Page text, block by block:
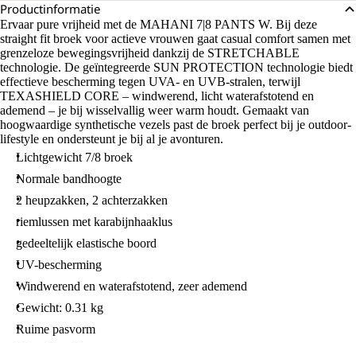
Productinformatie
Ervaar pure vrijheid met de MAHANI 7|8 PANTS W. Bij deze
straight fit broek voor actieve vrouwen gaat casual comfort samen met
grenzeloze bewegingsvrijheid dankzij de STRETCHABLE
technologie. De geïntegreerde SUN PROTECTION technologie biedt
effectieve bescherming tegen UVA- en UVB-stralen, terwijl
TEXASHIELD CORE – windwerend, licht waterafstotend en
ademend – je bij wisselvallig weer warm houdt. Gemaakt van
hoogwaardige synthetische vezels past de broek perfect bij je outdoor-
lifestyle en ondersteunt je bij al je avonturen.
Lichtgewicht 7/8 broek
Normale bandhoogte
2 heupzakken, 2 achterzakken
riemlussen met karabijnhaaklus
gedeeltelijk elastische boord
UV-bescherming
Windwerend en waterafstotend, zeer ademend
Gewicht: 0.31 kg
Ruime pasvorm